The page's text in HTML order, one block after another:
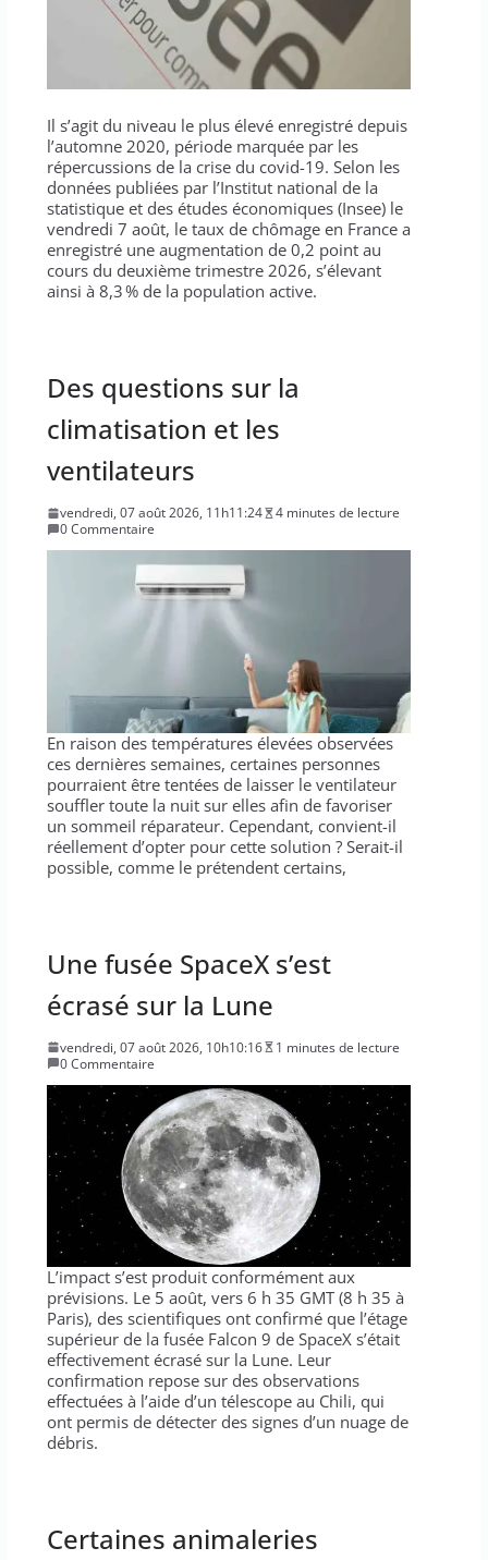
Il s’agit du niveau le plus élevé enregistré depuis
l’automne 2020, période marquée par les
répercussions de la crise du covid-19. Selon les
données publiées par l’Institut national de la
statistique et des études économiques (Insee) le
vendredi 7 août, le taux de chômage en France a
enregistré une augmentation de 0,2 point au
cours du deuxième trimestre 2026, s’élevant
ainsi à 8,3 % de la population active.
Des questions sur la
climatisation et les
ventilateurs
vendredi, 07 août 2026, 11h11:24
4 minutes de lecture
0 Commentaire
En raison des températures élevées observées
ces dernières semaines, certaines personnes
pourraient être tentées de laisser le ventilateur
souffler toute la nuit sur elles afin de favoriser
un sommeil réparateur. Cependant, convient-il
réellement d’opter pour cette solution ? Serait-il
possible, comme le prétendent certains,
Une fusée SpaceX s’est
écrasé sur la Lune
vendredi, 07 août 2026, 10h10:16
1 minutes de lecture
0 Commentaire
L’impact s’est produit conformément aux
prévisions. Le 5 août, vers 6 h 35 GMT (8 h 35 à
Paris), des scientifiques ont confirmé que l’étage
supérieur de la fusée Falcon 9 de SpaceX s’était
effectivement écrasé sur la Lune. Leur
confirmation repose sur des observations
effectuées à l’aide d’un télescope au Chili, qui
ont permis de détecter des signes d’un nuage de
débris.
Certaines animaleries